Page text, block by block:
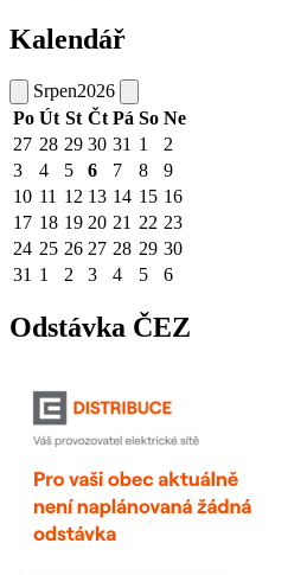
Kalendář
Srpen2026
Po Út St Čt Pá So Ne
27 28 29 30 31 1
2
3
4 5 6 7 8
9
10 11 12 13 14 15 16
17 18 19 20 21 22 23
24 25 26 27 28 29 30
31 1 2 3 4 5 6
Odstávka ČEZ